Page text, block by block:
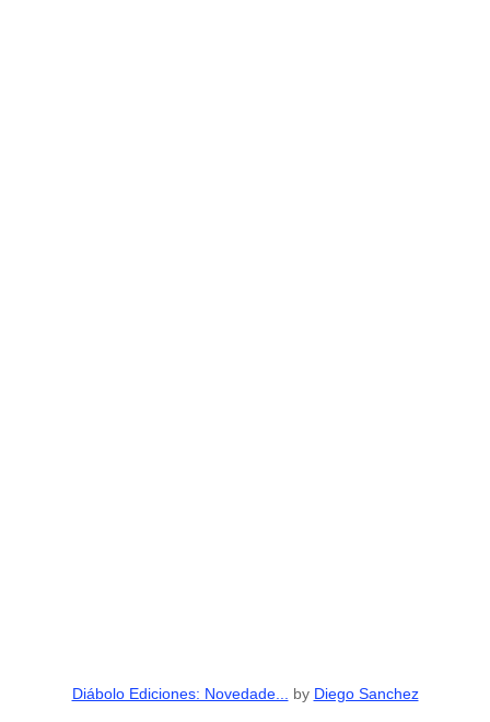
Diábolo Ediciones: Novedade... by Diego Sanchez